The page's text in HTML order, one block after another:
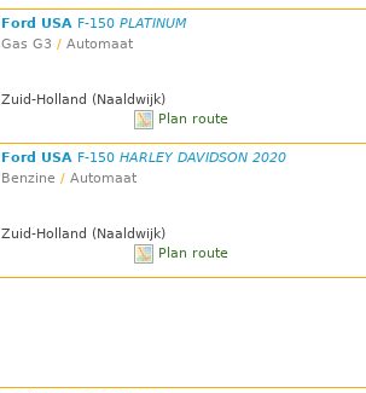
Ford USA F-150 PLATINUM
Gas G3 / Automaat
Zuid-Holland (Naaldwijk)
Plan route
Ford USA F-150 HARLEY DAVIDSON 2020
Benzine / Automaat
Zuid-Holland (Naaldwijk)
Plan route